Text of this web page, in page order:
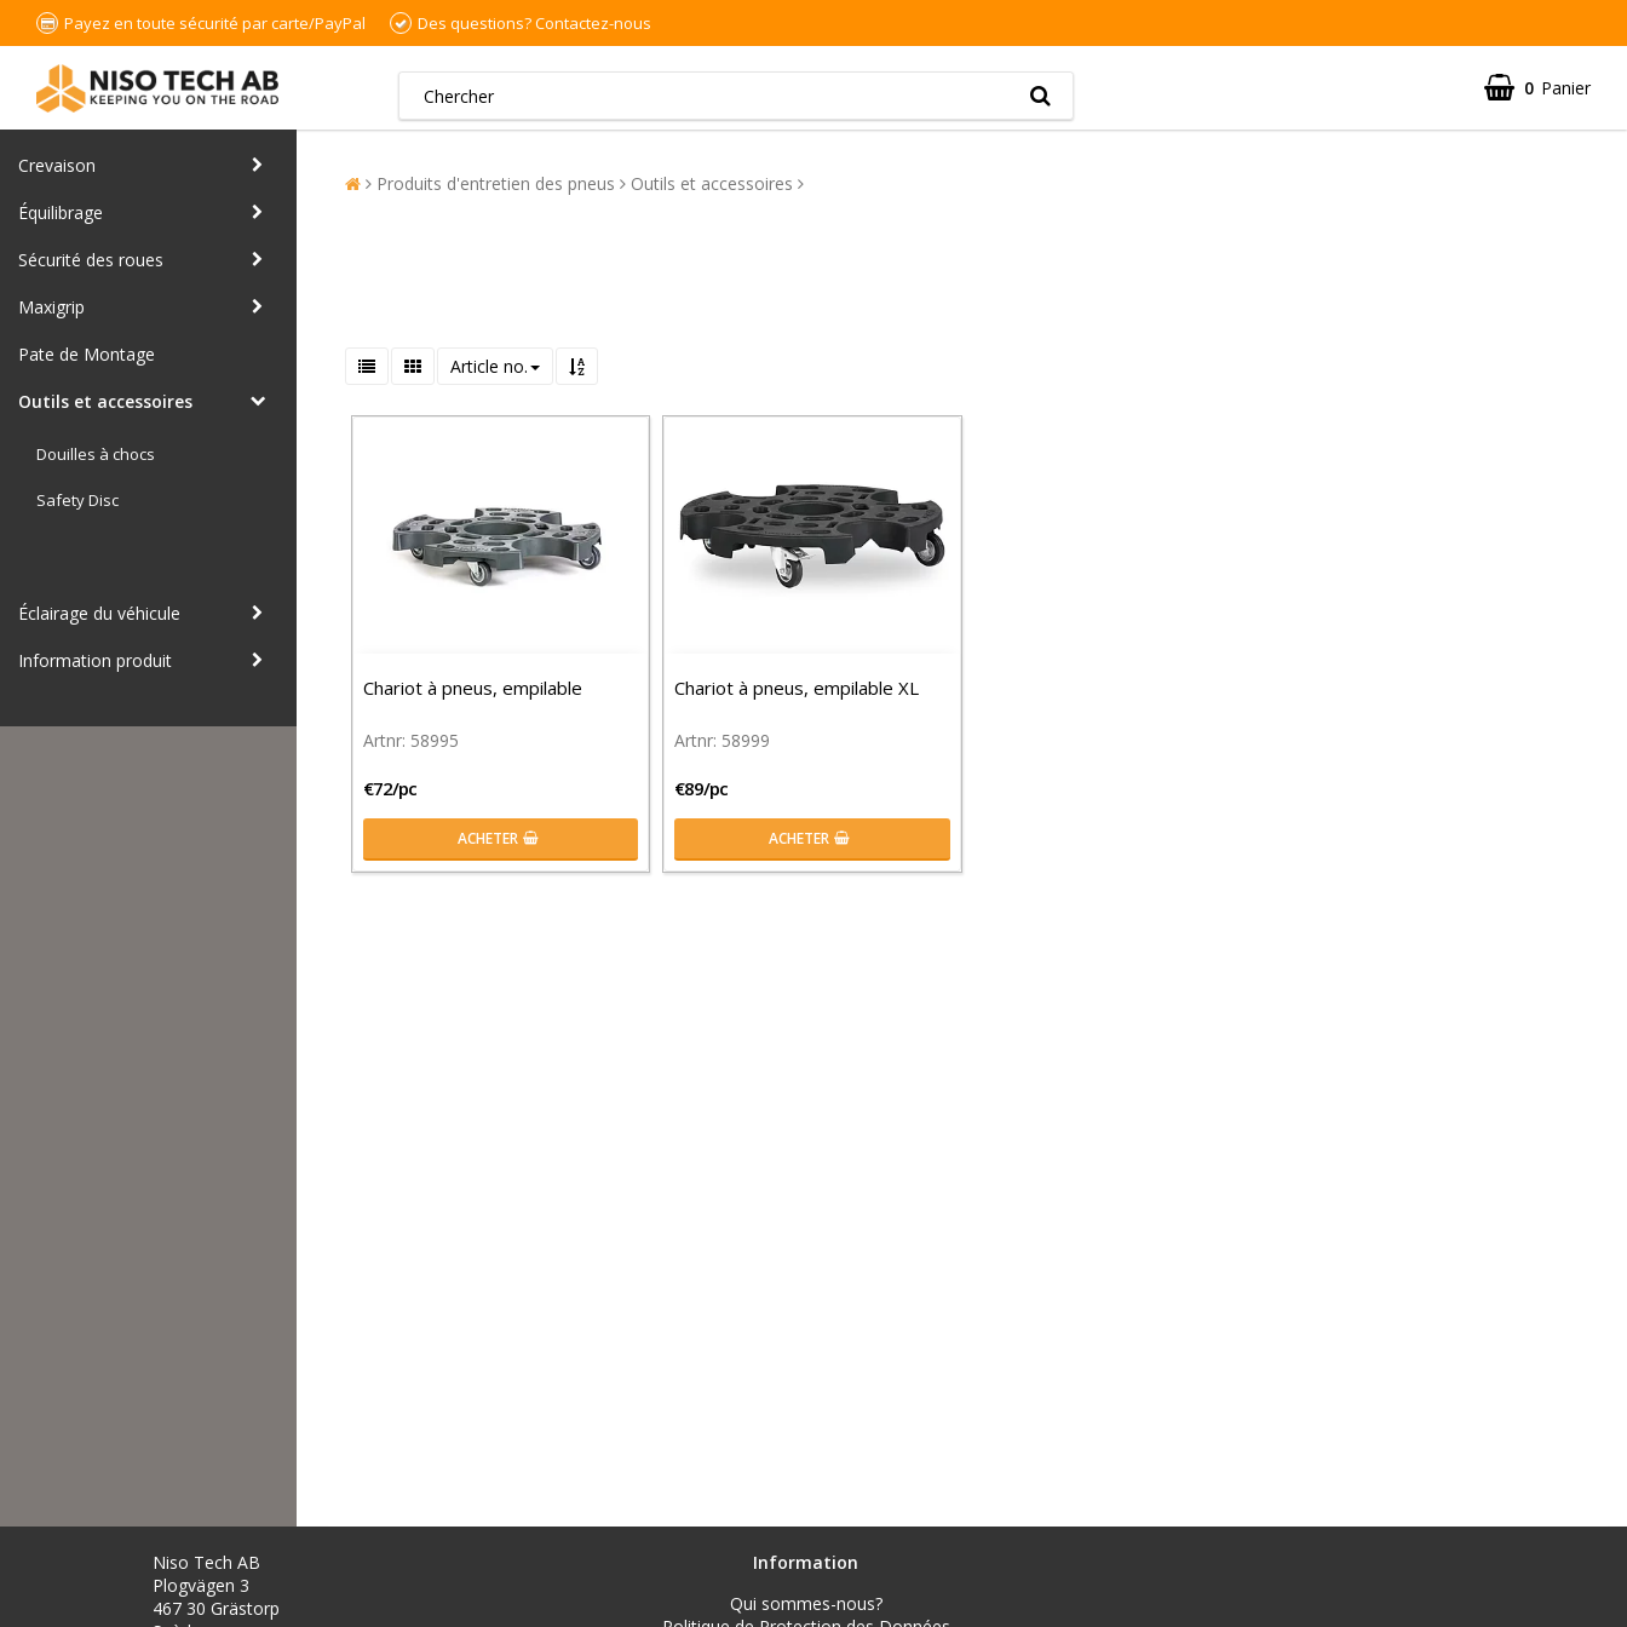
Payez en toute sécurité par carte/PayPal Des questions?Contactez-nous
0 Panier
Crevaison
Équilibrage
Sécurité des roues
Maxigrip
Pate de Montage
Outils et accessoires
Douilles à chocs
Safety Disc
Éclairage du véhicule
Information produit
Produits d'entretien des pneus Outils et accessoires
Article no.
Chariot à pneus, empilable
58995
€72/pc
ACHETER
Chariot à pneus, empilable XL
58999
€89/pc
ACHETER
Niso Tech AB
Plogvägen 3
467 30 Grästorp
Information
Qui sommes-nous?